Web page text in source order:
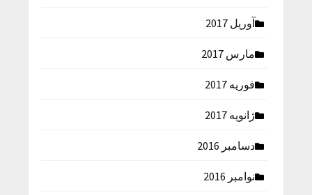
آوریل 2017
مارس 2017
فوریه 2017
ژانویه 2017
دسامبر 2016
نوامبر 2016